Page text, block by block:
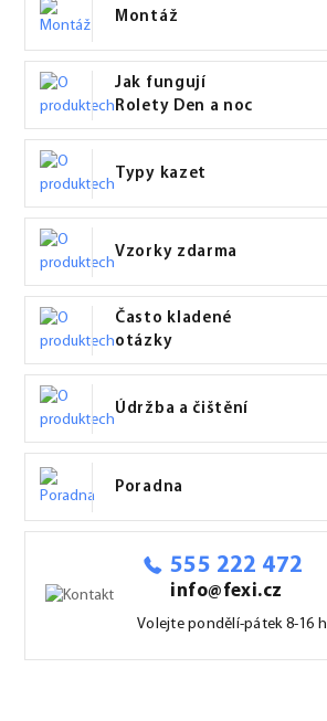
Montáž
Jak fungují
Rolety Den a noc
Typy kazet
Vzorky zdarma
Často kladené
otázky
Údržba a čištění
Poradna
555 222 472
info@fexi.cz
Volejte pondělí-pátek 8-16 h